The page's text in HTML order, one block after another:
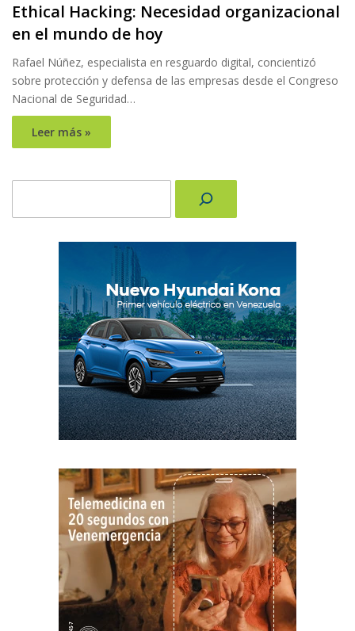
Ethical Hacking: Necesidad organizacional
en el mundo de hoy
Rafael Núñez, especialista en resguardo digital, concientizó
sobre protección y defensa de las empresas desde el Congreso
Nacional de Seguridad…
Leer más »